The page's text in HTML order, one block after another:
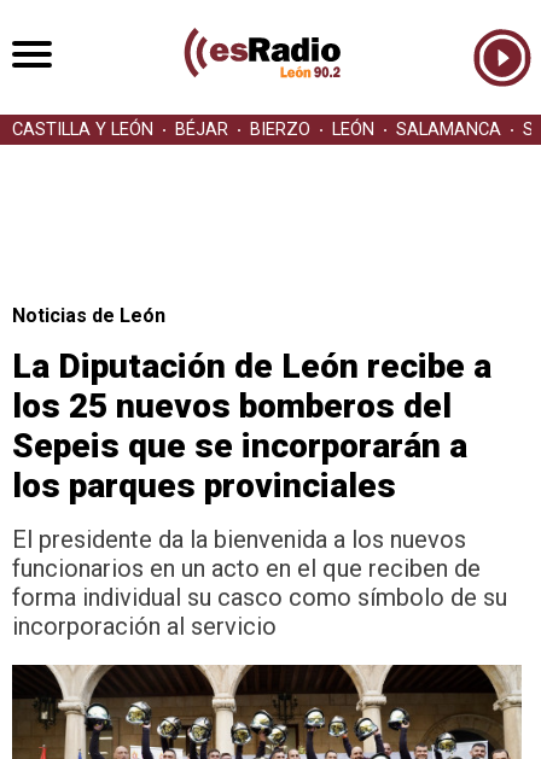
CASTILLA Y LEÓN BÉJAR BIERZO LEÓN SALAMANCA
Noticias de León
La Diputación de León recibe a
los 25 nuevos bomberos del
Sepeis que se incorporarán a
los parques provinciales
El presidente da la bienvenida a los nuevos
funcionarios en un acto en el que reciben de
forma individual su casco como símbolo de su
incorporación al servicio